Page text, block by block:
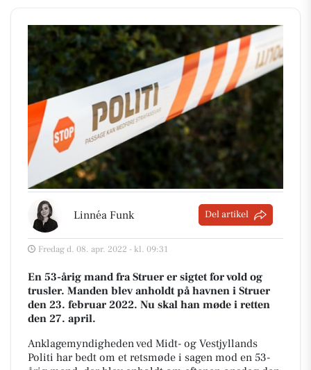
Linnéa Funk Del artikel
Fredag d. 08. apr. 2022 - kl. 09:31
En 53-årig mand fra Struer er sigtet for vold og
trusler. Manden blev anholdt på havnen i Struer
den 23. februar 2022. Nu skal han møde i retten
den 27. april.
Anklagemyndigheden ved Midt- og Vestjyllands
Politi har bedt om et retsmøde i sagen mod en 53-